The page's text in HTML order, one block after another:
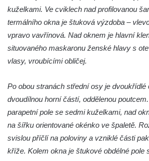
Bývalá továrna Florian Hübel, tkalcovna u
Chřibské
Bývalá továrna J. B. Limburger junior,
přádelny bavlny v Chotyni
Bývalá továrna Johann Schowanek, tovární
Strom života na Dymníku v Rumburku
Pavilon Reinerovy fresky v zámeckém
parku v Duchcově
Dřevěný altán v Teplické ulici v Duchcově
kuželkami. Ve cviklech nad profilovanou
termálního okna je štuková výzdoba –
vpravo vavřínová. Nad oknem je hlavní
situovaného maskaronu ženské hlavy s
vlasy, vroubícími obličej.
Po obou stranách střední osy je dvoukřídlé
dvoudílnou horní částí, oddělenou
parapetní pole se sedmi kuželkami, nad
na šířku orientované okénko ve špaletě.
svislou příčlí na poloviny a vzniklé části
kříže. Kolem okna je štukové obdélné pole